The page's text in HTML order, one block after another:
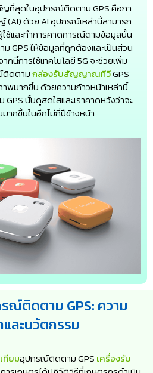
ญที่สุดในอุปกรณ์ติดตาม GPS คือกา
ด้วย AI อุปกรณ์เหล่านี้สามารถ
ช้และทำการคาดการณ์ตามข้อมูลนั้น
GPS ให้ข้อมูลที่ถูกต้องและเป็นส่วน
นี้การใช้เทคโนโลยี 5G จะช่วยเพิ่ม
ติดตามกล่องรับสัญญาณทีวีGPS
าพมากขึ้น ด้วยความก้าวหน้าเหล่านี้
นั้นดูสดใสและเราคาดหวังว่าจะ
ากขึ้นในอีกไม่กี่ปีข้างหน้า
ณ์ติดตาม GPS: ความ
ละนวัตกรรม
ทียมอุปกรณ์ติดตาม GPS เครื่องรับ